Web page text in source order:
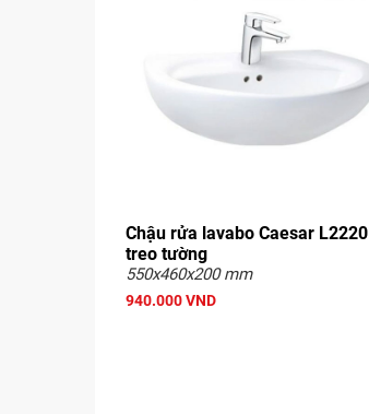
Chậu rửa lavabo Caesar L2220
treo tường
550x460x200 mm
940.000 VND